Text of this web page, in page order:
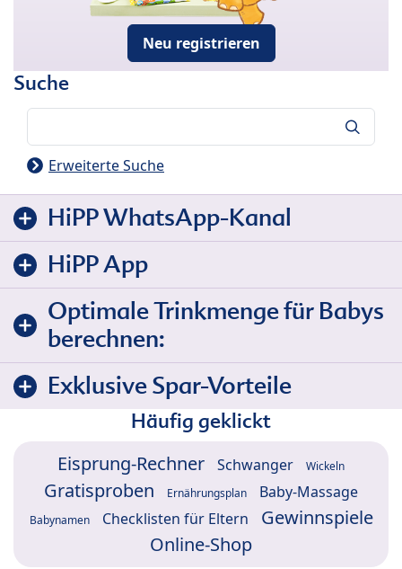
Neu registrieren
Suche
Erweiterte Suche
HiPP WhatsApp-Kanal
HiPP App
Optimale Trinkmenge für Babys
berechnen:
Exklusive Spar-Vorteile
Häufig geklickt
Eisprung-Rechner Schwanger Wickeln
Gratisproben Ernährungsplan Baby-Massage
Babynamen Checklisten für Eltern
Gewinnspiele
Online-Shop